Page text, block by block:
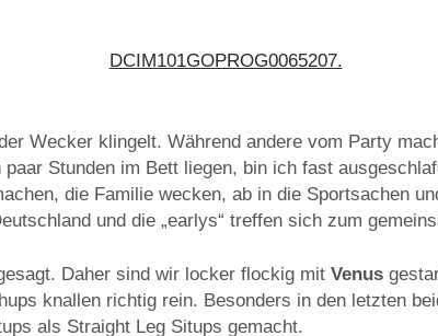
Wecker klingelt. Während andere vom Party
Stunden im Bett liegen, bin ich fast
die Familie wecken, ab in die Sportsachen
und die „earlys“ treffen sich zum
Daher sind wir locker flockig mit Venus
knallen richtig rein. Besonders in den letzten
als Straight Leg Situps gemacht.